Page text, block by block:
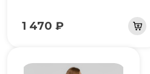
1 470 ₽